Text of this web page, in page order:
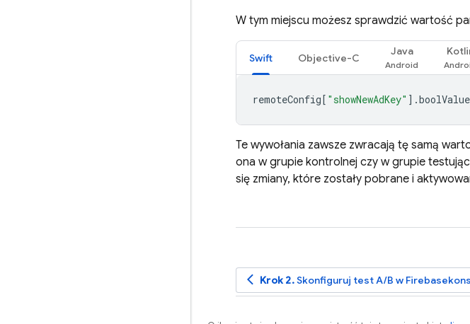
W tym miejscu możesz sprawdzić wartość
Swift Objective-C
Java
remoteConfig[ "showNewAdKey" ].boolValue
Te wywołania zawsze zwracają tę samą
ona w grupie kontrolnej czy w grupie
się zmiany, które zostały pobrane i
arrow_back_ios Krok 2.Skonfiguruj test A/B w Firebase